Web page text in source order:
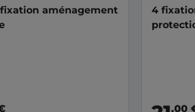
aménagement
4
,00